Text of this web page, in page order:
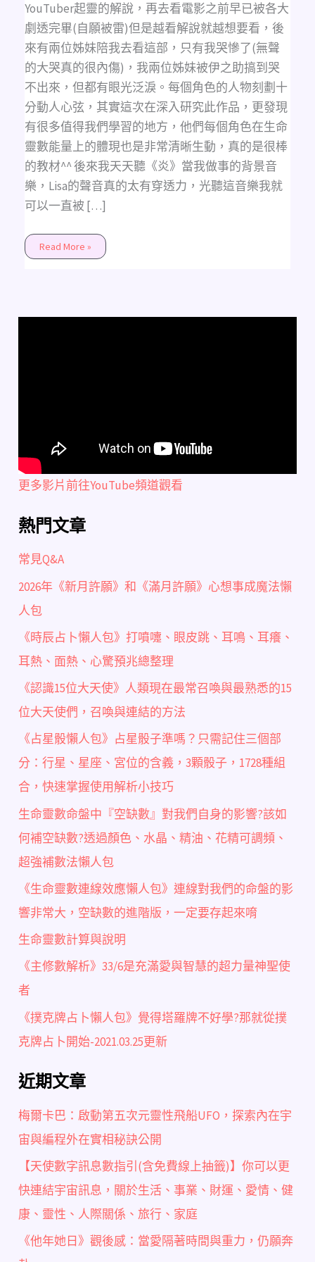
YouTuber起靈的解說，再去看電影之前早已被各大
劇透完畢(自願被雷)但是越看解說就越想要看，後
來有兩位姊妹陪我去看這部，只有我哭慘了(無聲
的大哭真的很內傷)，我兩位姊妹被伊之助搞到哭
不出來，但都有眼光泛淚。每個角色的人物刻劃十
分動人心弦，其實這次在深入研究此作品，更發現
有很多值得我們學習的地方，他們每個角色在生命
靈數能量上的體現也是非常清晰生動，真的是很棒
的教材^^ 後來我天天聽《炎》當我做事的背景音
樂，Lisa的聲音真的太有穿透力，光聽這音樂我就
可以一直被 […]
違
的
親
自
填
詞
中
文
翻
唱，
《炎》
的
中
文
版
翻
唱
望
大
家
歡
Read More »
更多影片前往YouTube頻道觀看
熱門文章
常見Q&A
2026年《新月許願》和《滿月許願》心想事成魔法懶
人包
《時辰占卜懶人包》打噴嚏、眼皮跳、耳鳴、耳癢、
耳熱、面熱、心驚預兆總整理
《認識15位大天使》人類現在最常召喚與最熟悉的15
位大天使們，召喚與連結的方法
《占星骰懶人包》占星骰子準嗎？只需記住三個部
分：行星、星座、宮位的含義，3顆骰子，1728種組
合，快速掌握使用解析小技巧
生命靈數命盤中『空缺數』對我們自身的影響?該如
何補空缺數?透過顏色、水晶、精油、花精可調頻、
超強補數法懶人包
《生命靈數連線效應懶人包》連線對我們的命盤的影
響非常大，空缺數的進階版，一定要存起來唷
生命靈數計算與說明
《主修數解析》33/6是充滿愛與智慧的超力量神聖使
者
《撲克牌占卜懶人包》覺得塔羅牌不好學?那就從撲
克牌占卜開始-2021.03.25更新
近期文章
梅爾卡巴：啟動第五次元靈性飛船UFO，探索內在宇
宙與編程外在實相秘訣公開
【天使數字訊息數指引(含免費線上抽籤)】你可以更
快連結宇宙訊息，關於生活、事業、財運、愛情、健
康、靈性、人際關係、旅行、家庭
《他年她日》觀後感：當愛隔著時間與重力，仍願奔